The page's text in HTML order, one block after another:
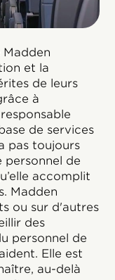
Madden
et la
de leurs
à
de services
pas toujours
personnel de
accomplit
Madden
ou sur d'autres
des
personnel de
Elle est
au-delà